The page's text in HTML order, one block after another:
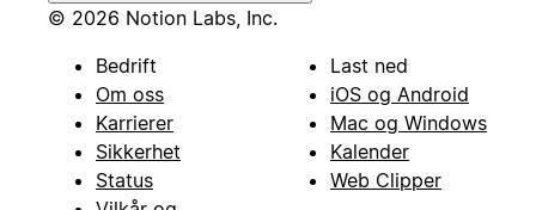
© 2026 Notion Labs, Inc.
Bedrift
Om oss
Karrierer
Sikkerhet
Status
Last ned
iOS og Android
Mac og Windows
Kalender
Web Clipper